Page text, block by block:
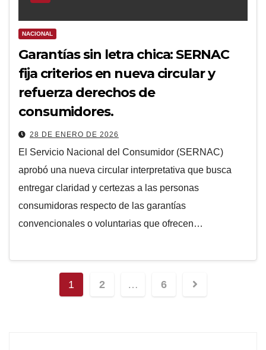
NACIONAL
Garantías sin letra chica: SERNAC
fija criterios en nueva circular y
refuerza derechos de
consumidores.
28 DE ENERO DE 2026
El Servicio Nacional del Consumidor (SERNAC)
aprobó una nueva circular interpretativa que busca
entregar claridad y certezas a las personas
consumidoras respecto de las garantías
convencionales o voluntarias que ofrecen…
1 2 … 6